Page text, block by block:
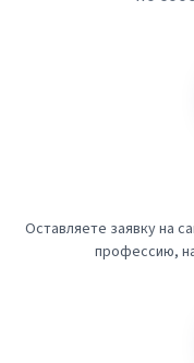
Оставляете заявку на
профессию,